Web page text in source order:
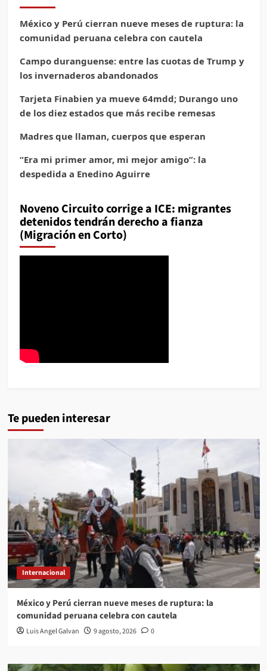
México y Perú cierran nueve meses de ruptura: la
comunidad peruana celebra con cautela
Campo duranguense: entre las cuotas de Trump y
los invernaderos abandonados
Tarjeta Finabien ya mueve 64mdd; Durango uno
de los diez estados que más recibe remesas
Madres que llaman, cuerpos que esperan
“Era mi primer amor, mi mejor amigo”: la
despedida a Enedino Aguirre
Noveno Circuito corrige a ICE: migrantes
detenidos tendrán derecho a fianza
(Migración en Corto)
Te pueden interesar
Internacional
México y Perú cierran nueve meses de ruptura: la
comunidad peruana celebra con cautela
Luis Angel Galvan 9 agosto, 2026 0